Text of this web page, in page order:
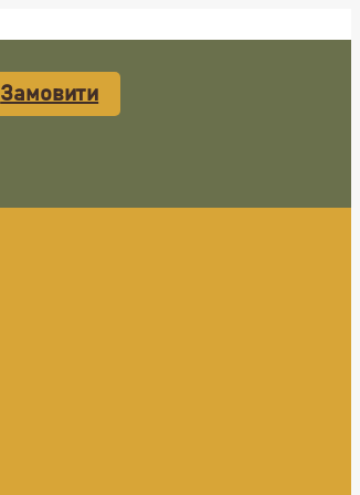
Замовити